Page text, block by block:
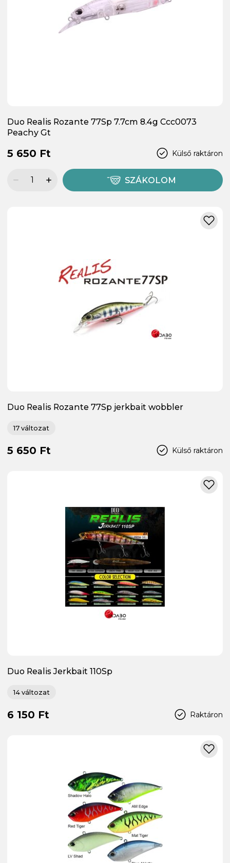
Duo Realis Rozante 77Sp 7.7cm 8.4g Ccc0073
Peachy Gt
Külső raktáron
5 650 Ft
SZÁKOLOM
Duo Realis Rozante 77Sp jerkbait wobbler
17 változat
Külső raktáron
5 650 Ft
Duo Realis Jerkbait 110Sp
14 változat
Raktáron
6 150 Ft